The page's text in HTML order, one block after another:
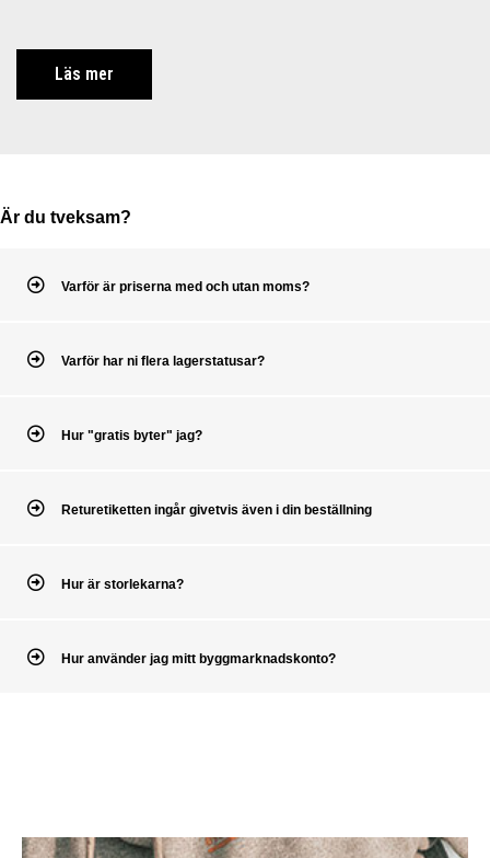
Läs mer
Är du tveksam?
Varför är priserna med och utan moms?
Varför har ni flera lagerstatusar?
Hur "gratis byter" jag?
Returetiketten ingår givetvis även i din beställning
Hur är storlekarna?
Hur använder jag mitt byggmarknadskonto?